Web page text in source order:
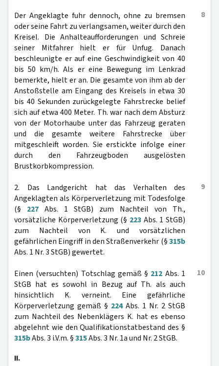
8
Der Angeklagte fuhr dennoch, ohne zu bremsen
oder seine Fahrt zu verlangsamen, weiter durch den
Kreisel. Die Anhalteaufforderungen und Schreie
seiner Mitfahrer hielt er für Unfug. Danach
beschleunigte er auf eine Geschwindigkeit von 40
bis 50 km/h. Als er eine Bewegung im Lenkrad
bemerkte, hielt er an. Die gesamte von ihm ab der
Anstoßstelle am Eingang des Kreisels in etwa 30
bis 40 Sekunden zurückgelegte Fahrstrecke belief
sich auf etwa 400 Meter. Th. war nach dem Absturz
von der Motorhaube unter das Fahrzeug geraten
und die gesamte weitere Fahrstrecke über
mitgeschleift worden. Sie erstickte infolge einer
durch den Fahrzeugboden ausgelösten
Brustkorbkompression.
9
2. Das Landgericht hat das Verhalten des
Angeklagten als Körperverletzung mit Todesfolge
(§ 227 Abs. 1 StGB) zum Nachteil von Th.,
vorsätzliche Körperverletzung (§ 223 Abs. 1 StGB)
zum Nachteil von K. und vorsätzlichen
gefährlichen Eingriff in den Straßenverkehr (§315b
Abs. 1 Nr. 3 StGB) gewertet.
10
Einen (versuchten) Totschlag gemäß § 212 Abs. 1
StGB hat es sowohl in Bezug auf Th. als auch
hinsichtlich K. verneint. Eine gefährliche
Körperverletzung gemäß § 224Abs. 1 Nr. 2 StGB
zum Nachteil des Nebenklägers K. hat es ebenso
abgelehnt wie den Qualifikationstatbestand des §
315bAbs. 3 i.V.m. §315Abs. 3 Nr. 1a und Nr. 2 StGB.
II.